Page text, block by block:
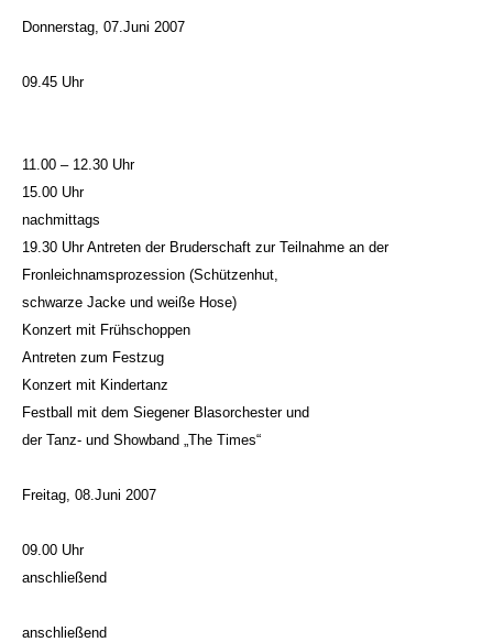
Donnerstag, 07.Juni 2007
09.45 Uhr
11.00 – 12.30 Uhr
15.00 Uhr
nachmittags
19.30 Uhr Antreten der Bruderschaft zur Teilnahme an der
Fronleichnamsprozession (Schützenhut,
schwarze Jacke und weiße Hose)
Konzert mit Frühschoppen
Antreten zum Festzug
Konzert mit Kindertanz
Festball mit dem Siegener Blasorchester und
der Tanz- und Showband „The Times“
Freitag, 08.Juni 2007
09.00 Uhr
anschließend
anschließend